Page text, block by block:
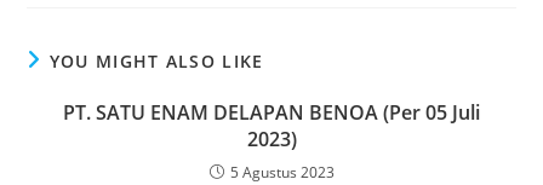
YOU MIGHT ALSO LIKE
PT. SATU ENAM DELAPAN BENOA (Per 05 Juli
2023)
5 Agustus 2023